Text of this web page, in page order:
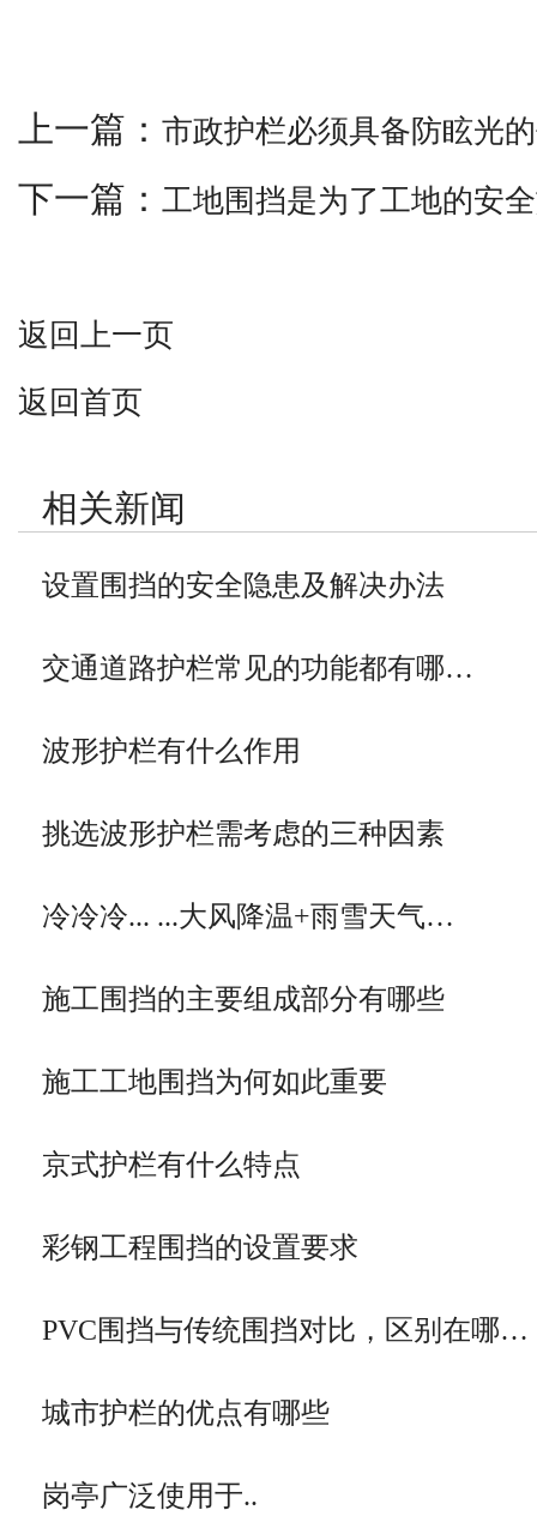
上一篇： 市政护栏必须具备防眩光
下一篇： 工地围挡是为了工地的安
返回上一页
返回首页
相关新闻
设置围挡的安全隐患及解决办法
​交通道路护栏常见的功能都有哪…
波形护栏有什么作用
挑选波形护栏需考虑的三种因素
冷冷冷... ...大风降温+雨雪天气…
施工围挡的主要组成部分有哪些
施工工地围挡为何如此重要
京式护栏有什么特点
彩钢工程围挡的设置要求
PVC围挡与传统围挡对比，区别在哪…
城市护栏的优点有哪些
岗亭广泛使用于..